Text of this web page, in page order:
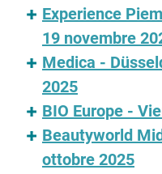
Experience
19 novembre
Medica -
2025
BIO Europe -
Beautyworld
ottobre 2025